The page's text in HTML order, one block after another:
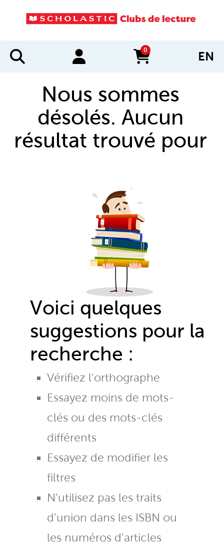
0
items in cart EN
Nous sommes
désolés. Aucun
résultat trouvé pour
Voici quelques
suggestions pour la
recherche :
Vérifiez l'orthographe
Essayez moins de mots-
clés ou des mots-clés
différents
Essayez de modifier les
filtres
N'utilisez pas les traits
d'union dans les ISBN ou
les numéros d'articles